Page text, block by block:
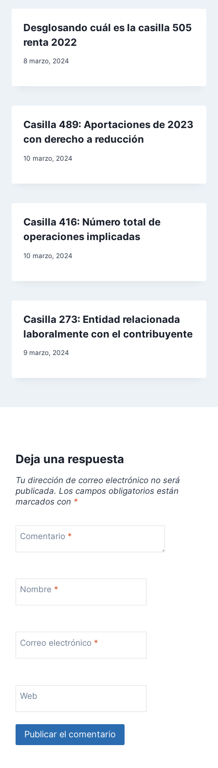
Desglosando cuál es la casilla 505
renta 2022
8 marzo, 2024
Casilla 489: Aportaciones de 2023
con derecho a reducción
10 marzo, 2024
Casilla 416: Número total de
operaciones implicadas
10 marzo, 2024
Casilla 273: Entidad relacionada
laboralmente con el contribuyente
9 marzo, 2024
Deja una respuesta
Tu dirección de correo electrónico no será
publicada. Los campos obligatorios están
marcados con *
Comentario *
Nombre *
Correo electrónico *
Web